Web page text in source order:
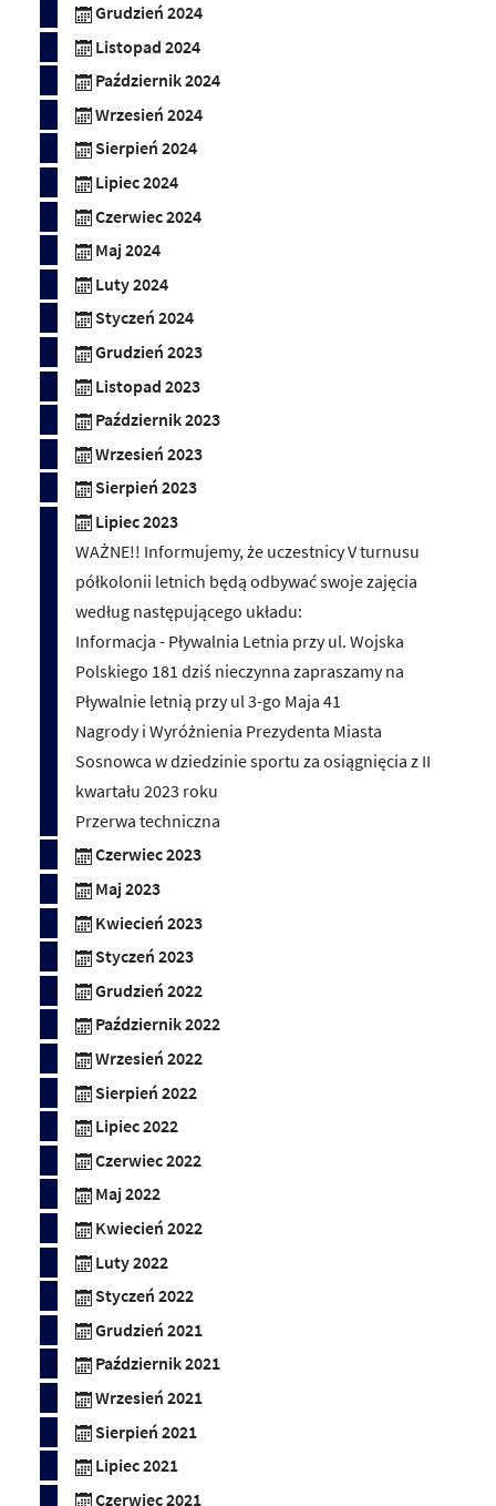
Grudzień 2024
Listopad 2024
Październik 2024
Wrzesień 2024
Sierpień 2024
Lipiec 2024
Czerwiec 2024
Maj 2024
Luty 2024
Styczeń 2024
Grudzień 2023
Listopad 2023
Październik 2023
Wrzesień 2023
Sierpień 2023
Lipiec 2023
WAŻNE!! Informujemy, że uczestnicy V turnusu
półkolonii letnich będą odbywać swoje zajęcia
według następującego układu:
Informacja - Pływalnia Letnia przy ul. Wojska
Polskiego 181 dziś nieczynna zapraszamy na
Pływalnie letnią przy ul 3-go Maja 41
Nagrody i Wyróżnienia Prezydenta Miasta
Sosnowca w dziedzinie sportu za osiągnięcia z II
kwartału 2023 roku
Przerwa techniczna
Czerwiec 2023
Maj 2023
Kwiecień 2023
Styczeń 2023
Grudzień 2022
Październik 2022
Wrzesień 2022
Sierpień 2022
Lipiec 2022
Czerwiec 2022
Maj 2022
Kwiecień 2022
Luty 2022
Styczeń 2022
Grudzień 2021
Październik 2021
Wrzesień 2021
Sierpień 2021
Lipiec 2021
Czerwiec 2021